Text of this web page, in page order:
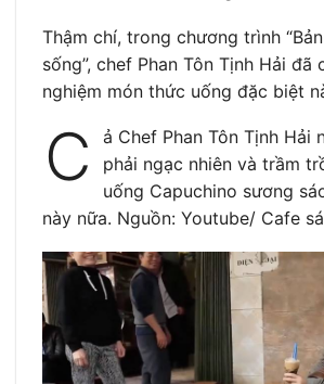
Thậm chí, trong chương trình
sống”, chef Phan Tôn Tịnh Hải đã
nghiệm món thức uống đặc biệt
C
ả Chef Phan Tôn Tịnh Hải
phải ngạc nhiên và trầm
uống Capuchino sương
này nữa. Nguồn: Youtube/ Cafe